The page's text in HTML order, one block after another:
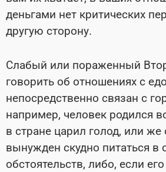
деньгами нет критических
другую сторону.
Слабый или пораженный
говорить об отношениях с
непосредственно связан с
например, человек родился
в стране царил голод, или же
вынужден скудно питаться в
обстоятельств, либо, если